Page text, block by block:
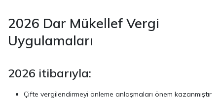
2026 Dar Mükellef Vergi
Uygulamaları
2026 itibarıyla:
Çifte vergilendirmeyi önleme anlaşmaları önem kazanmıştır